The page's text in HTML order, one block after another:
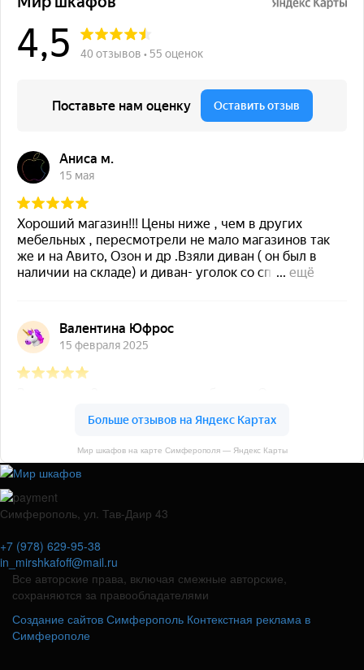
Мир шкафов на карте Симферополя — Яндекс Карты
Симферополь, ул. Тав-Даир 43
+7 (978) 629-95-38
in_mirshkafoff@mail.ru
Все авторские права, включая смежные авторские,
сохраняются за правообладателями
Создание сайтов Симферополь Контекстная реклама в
Симферополе